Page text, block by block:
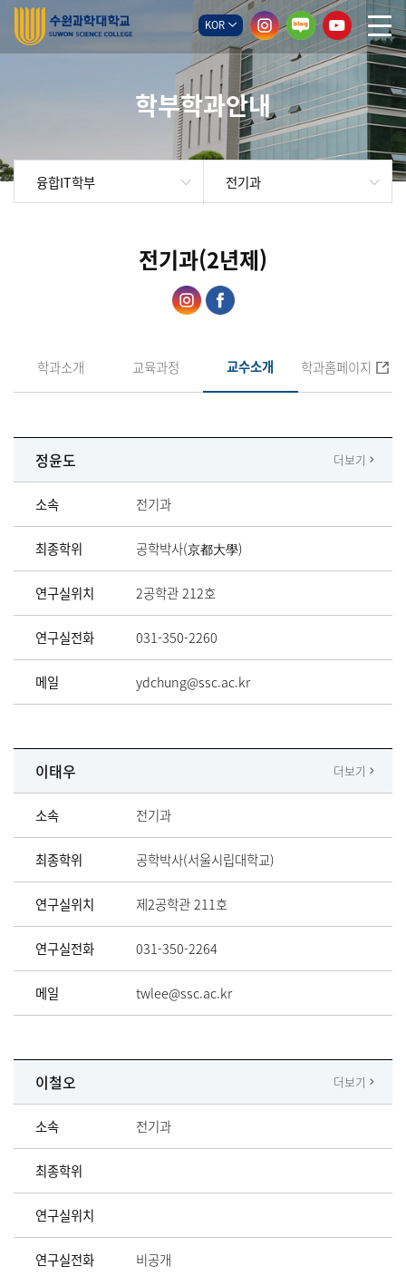
KOR
학부학과안내
융합IT학부 전기과
전기과(2년제)
학과소개 교육과정 교수소개 학과홈페이지
정윤도 더보기
소속 전기과
최종학위 공학박사(京都大學)
연구실위치 2공학관 212호
연구실전화 031-350-2260
메일 ydchung@ssc.ac.kr
이태우 더보기
소속 전기과
최종학위 공학박사(서울시립대학교)
연구실위치 제2공학관 211호
연구실전화 031-350-2264
메일 twlee@ssc.ac.kr
이철오 더보기
소속 전기과
최종학위
연구실위치
연구실전화 비공개